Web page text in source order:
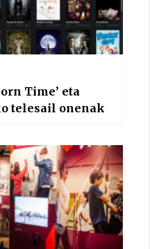
Time’ eta
telesail onenak